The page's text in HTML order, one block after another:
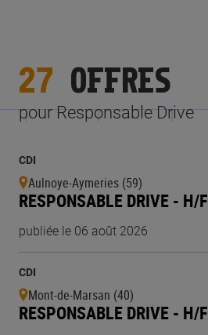
27 OFFRES
pour Responsable Drive
CDI
Aulnoye-Aymeries (59)
RESPONSABLE DRIVE - H/F
publiée le 06 août 2026
CDI
Mont-de-Marsan (40)
RESPONSABLE DRIVE - H/F